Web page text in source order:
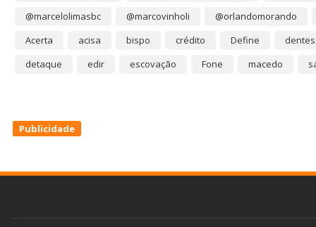
@marcelolimasbc
@marcovinholi
@orlandomorando
Acerta
acisa bispo crédito Define
dentes
detaque
edir escovação Fone macedo
Publicidade